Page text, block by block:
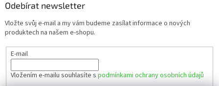
Odebírat newsletter
Vložte svůj e-mail a my vám budeme zasílat informace o nových
produktech na našem e-shopu.
E-mail
Vložením e-mailu souhlasíte s podmínkami ochrany osobních údajů